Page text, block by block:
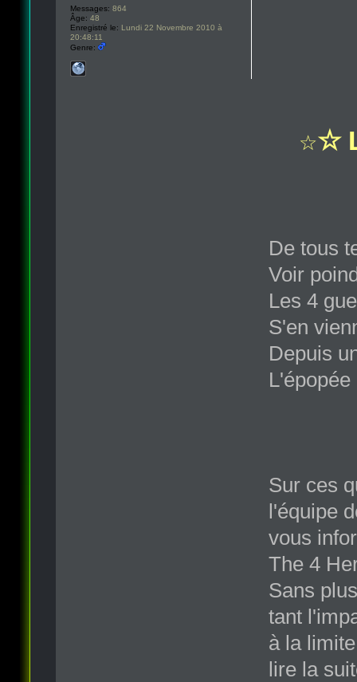
☆☆
De tous
Voir
Les 4
S'en
Depuis
Sur ces
l'équipe
vous
The 4
Sans
tant
à la
lire la
Messages: 864
Âge: 48
Enregistré le: Lundi 22 Novembre 2010 à
20:48:11
Genre: